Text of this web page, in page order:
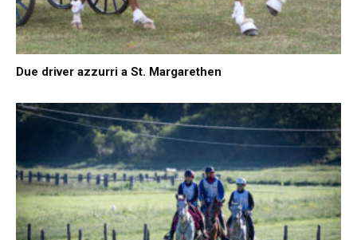
Due driver azzurri a St. Margarethen